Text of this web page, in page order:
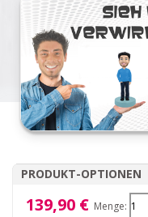
PRODUKT-OPTIONEN
139,90 € Menge: